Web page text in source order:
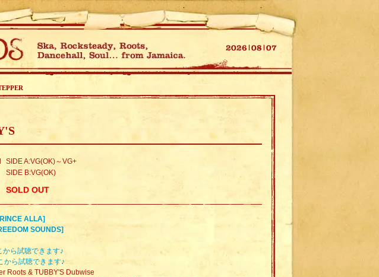
SIDE A:VG(OK)～VG+
SIDE B:VG(OK)
SOLD OUT
ALLA]
SOUNDS]
から試聴できます♪
から試聴できます♪
Roots & TUBBY'S Dubwise